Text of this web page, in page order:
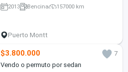
2013 Bencina 157000 km
Puerto Montt
$3.800.000
7
Vendo o permuto por sedan